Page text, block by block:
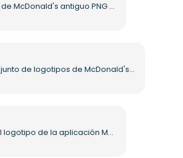
Logotipo de McDonald's antiguo PNG gratis
Conjunto de logotipos de McDonald's con símbolo M y logotipo cuadrado PNG gratis
Icono del logotipo de la aplicación McDonald's, símbolo PNG gratuito